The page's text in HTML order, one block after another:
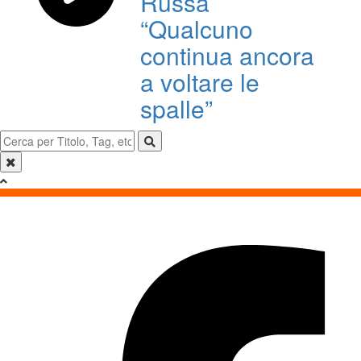
“Qualcuno
continua ancora
a voltare le
spalle”